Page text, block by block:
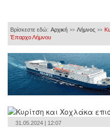
Βρίσκεστε εδώ: Αρχική >> Λήμνος >>
Έπαρχο Λήμνου
31.05.2024 | 12:07